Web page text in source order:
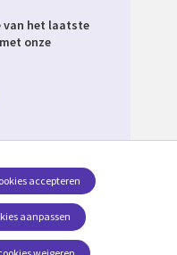
van het laatste
onze
aanpassen
accepteren